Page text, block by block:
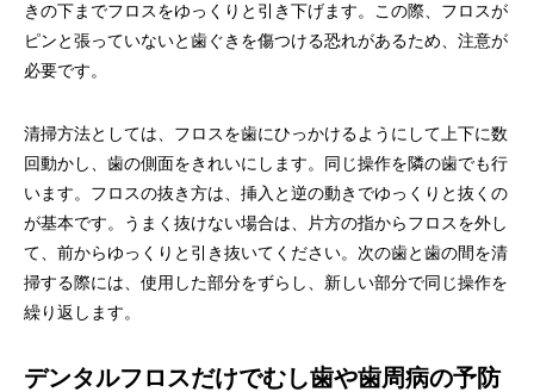
きの下までフロスをゆっくりと引き下げます。この際、フロスが
ピンと張っていないと歯ぐきを傷つける恐れがあるため、注意が
必要です。
清掃方法としては、フロスを歯にひっかけるようにして上下に数
回動かし、歯の側面をきれいにします。同じ操作を隣の歯でも行
います。フロスの抜き方は、挿入と逆の動きでゆっくりと抜くの
が基本です。うまく抜けない場合は、片方の指からフロスを外し
て、前からゆっくりと引き抜いてください。次の歯と歯の間を清
掃する際には、使用した部分をずらし、新しい部分で同じ操作を
繰り返します。
デンタルフロスだけでむし歯や歯周病の予防